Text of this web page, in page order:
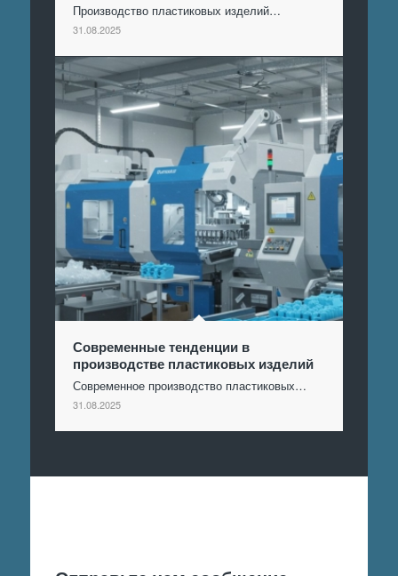
Производство пластиковых изделий…
31.08.2025
Современные тенденции в
производстве пластиковых изделий
Современное производство пластиковых…
31.08.2025